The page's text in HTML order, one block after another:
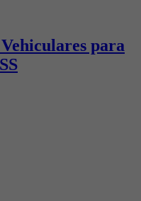
para